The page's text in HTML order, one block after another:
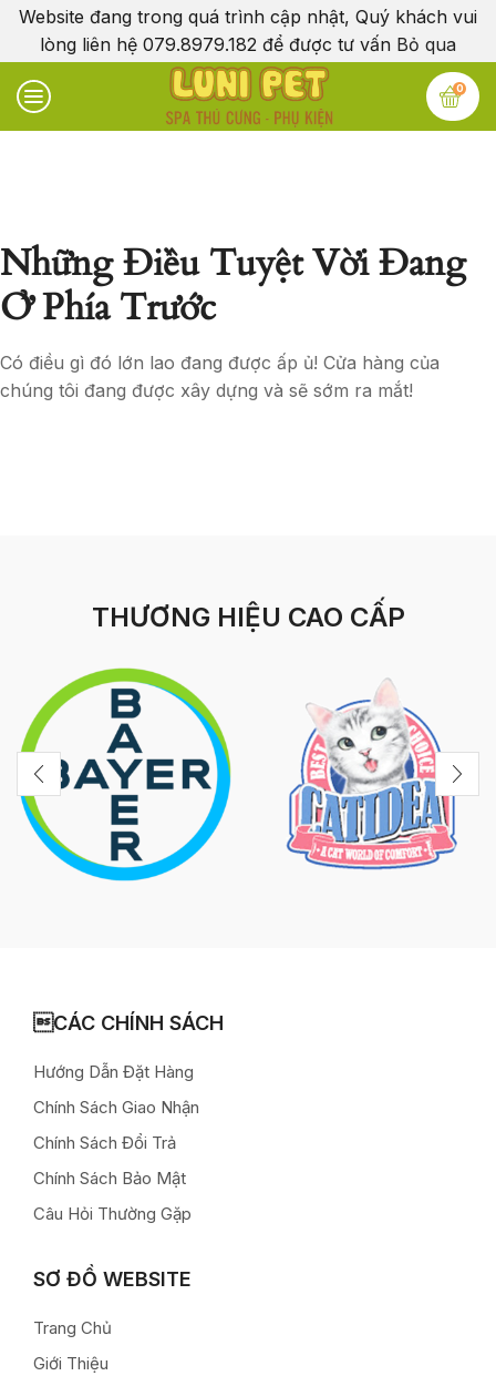
Website đang trong quá trình cập nhật, Quý khách vui
lòng liên hệ 079.8979.182 để được tư vấn Bỏ qua
0
Những Điều Tuyệt Vời Đang
Ở Phía Trước
Có điều gì đó lớn lao đang được ấp ủ! Cửa hàng của
chúng tôi đang được xây dựng và sẽ sớm ra mắt!
THƯƠNG HIỆU CAO CẤP
CÁC CHÍNH SÁCH
Hướng Dẫn Đặt Hàng
Chính Sách Giao Nhận
Chính Sách Đổi Trả
Chính Sách Bảo Mật
Câu Hỏi Thường Gặp
SƠ ĐỒ WEBSITE
Trang Chủ
Giới Thiệu